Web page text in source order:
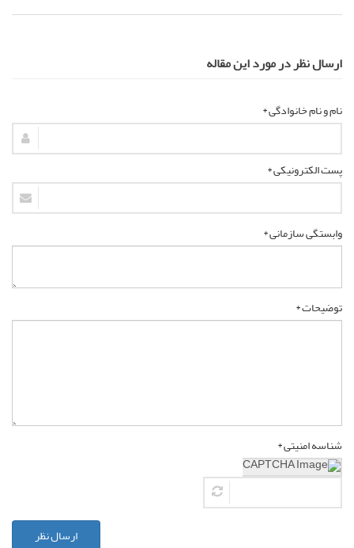
ارسال نظر در مورد این مقاله
نام و نام خانوادگی *
پست الکترونیکی *
وابستگی سازمانی *
توضیحات *
شناسه امنیتی *
ارسال نظر